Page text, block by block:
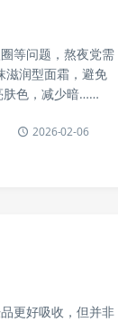
等问题，熬夜党需
滋润型面霜，避免
肤色，减少暗……
2026-02-06
更好吸收，但并非